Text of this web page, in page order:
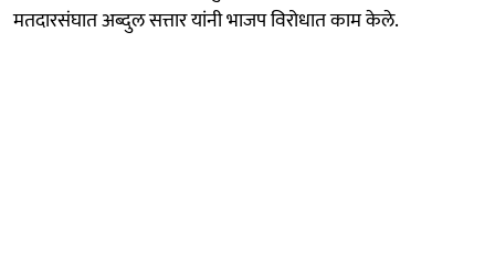
मतदारसंघात अब्दुल सत्तार यांनी भाजप विरोधात काम केले.